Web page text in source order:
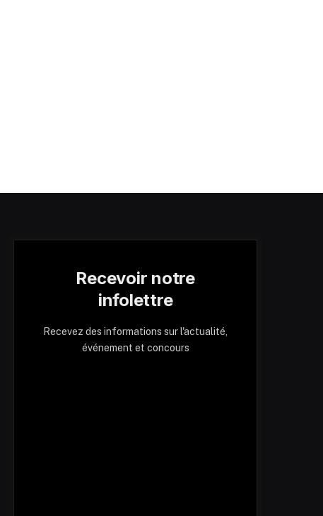
Recevoir notre
infolettre
Recevez des informations sur l'actualité,
événement et concours